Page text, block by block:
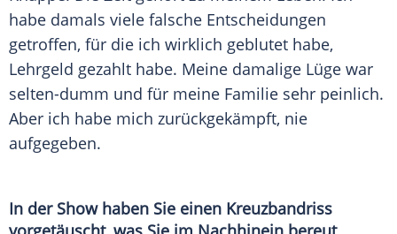
habe damals viele falsche Entscheidungen
getroffen, für die ich wirklich geblutet habe,
Lehrgeld gezahlt habe. Meine damalige Lüge war
selten-dumm und für meine Familie sehr peinlich.
Aber ich habe mich zurückgekämpft, nie
aufgegeben.
In der Show haben Sie einen Kreuzbandriss